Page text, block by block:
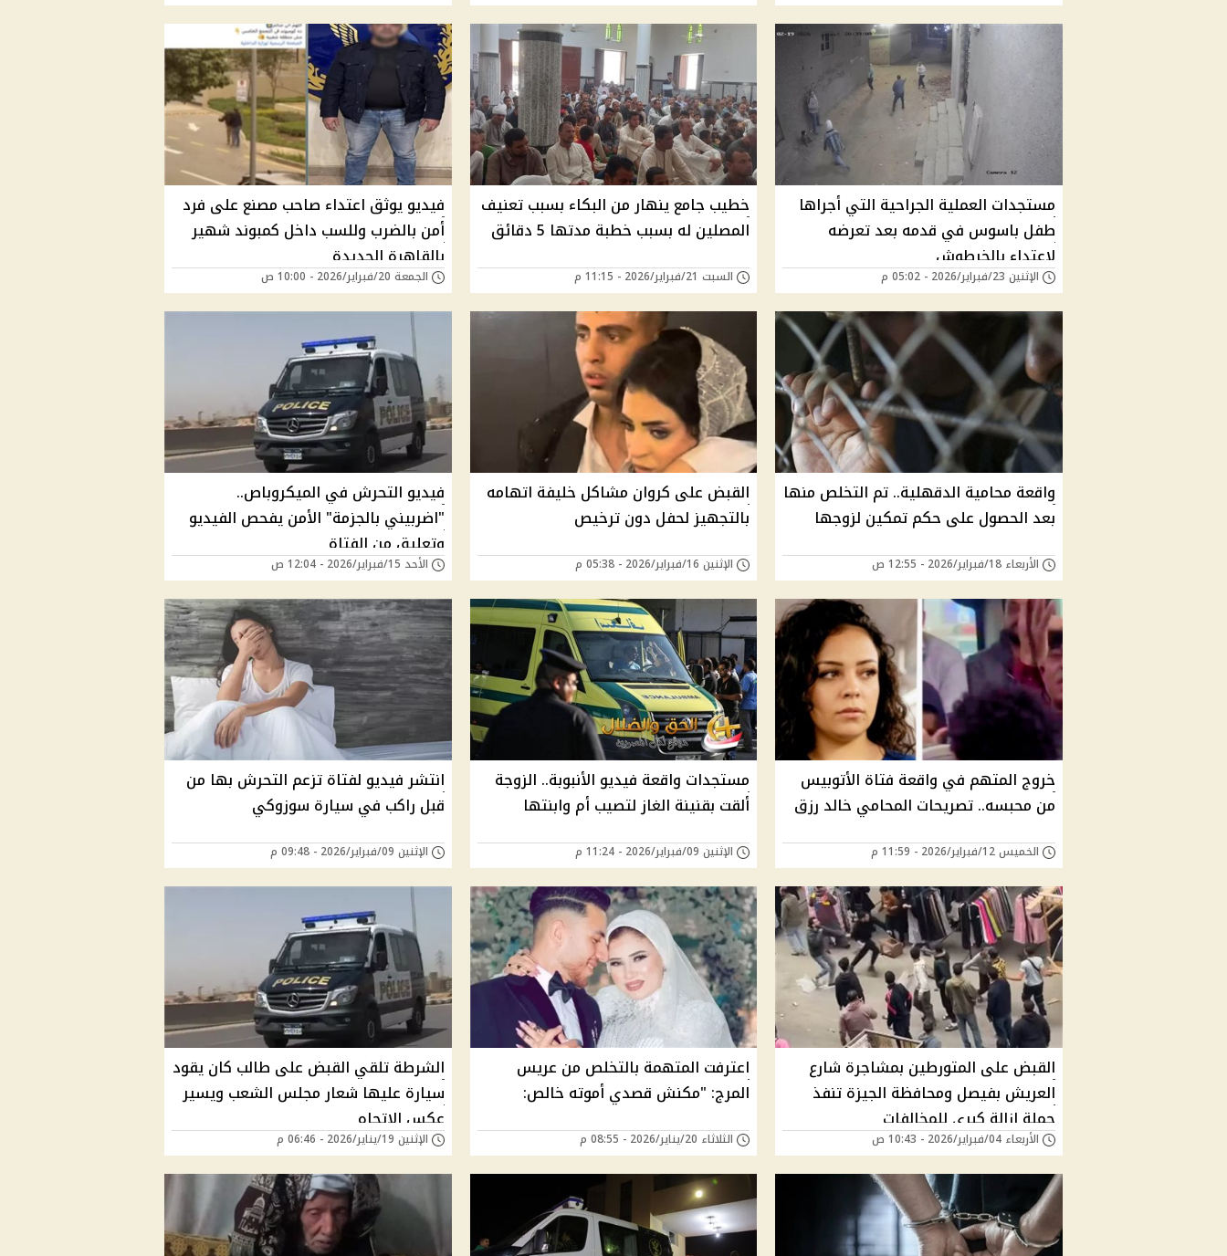
مستجدات العملية الجراحية التي أجراها
طفل باسوس في قدمه بعد تعرضه
لاعتداء بالخرطوش
الإثنين 23/فبراير/2026 - 05:02 م
خطيب جامع ينهار من البكاء بسبب تعنيف
المصلين له بسبب خطبة مدتها 5 دقائق
السبت 21/فبراير/2026 - 11:15 م
فيديو يوثق اعتداء صاحب مصنع على فرد
أمن بالضرب وللسب داخل كمبوند شهير
بالقاهرة الجديدة
الجمعة 20/فبراير/2026 - 10:00 ص
واقعة محامية الدقهلية.. تم التخلص منها
بعد الحصول على حكم تمكين لزوجها
الأربعاء 18/فبراير/2026 - 12:55 ص
القبض على كروان مشاكل خليفة اتهامه
بالتجهيز لحفل دون ترخيص
الإثنين 16/فبراير/2026 - 05:38 م
فيديو التحرش في الميكروباص..
"اضربيني بالجزمة" الأمن يفحص الفيديو
وتعليق من الفتاة
الأحد 15/فبراير/2026 - 12:04 ص
خروج المتهم في واقعة فتاة الأتوبيس
من محبسه.. تصريحات المحامي خالد رزق
الخميس 12/فبراير/2026 - 11:59 م
مستجدات واقعة فيديو الأنبوبة.. الزوجة
ألقت بقنينة الغاز لتصيب أم وابنتها
الإثنين 09/فبراير/2026 - 11:24 م
انتشر فيديو لفتاة تزعم التحرش بها من
قبل راكب في سيارة سوزوكي
الإثنين 09/فبراير/2026 - 09:48 م
القبض على المتورطين بمشاجرة شارع
العريش بفيصل ومحافظة الجيزة تنفذ
حملة إزالة كبرى للمخالفات
الأربعاء 04/فبراير/2026 - 10:43 ص
اعترفت المتهمة بالتخلص من عريس
المرج: "مكنش قصدي أموته خالص:
الثلاثاء 20/يناير/2026 - 08:55 م
الشرطة تلقي القبض على طالب كان يقود
سيارة عليها شعار مجلس الشعب ويسير
عكس الاتجاه
الإثنين 19/يناير/2026 - 06:46 م